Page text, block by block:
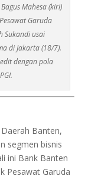
Mahesa (kiri)
Garuda
Sukandi usai
di Jakarta (18/7).
dengan pola
Daerah Banten,
segmen bisnis
ini Bank Banten
Pesawat Garuda